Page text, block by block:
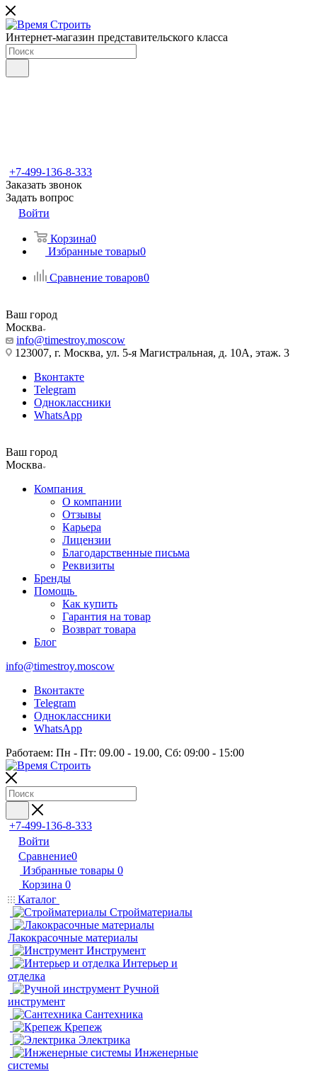
Интернет-магазин представительского класса
+7-499-136-8-333
Заказать звонок
Задать вопрос
Войти
Корзина0
Избранные товары0
Сравнение товаров0
Ваш город
Москва
info@timestroy.moscow
123007, г. Москва, ул. 5-я Магистральная, д. 10А, этаж. 3
Вконтакте
Telegram
Одноклассники
WhatsApp
Ваш город
Москва
Компания
О компании
Отзывы
Карьера
Лицензии
Благодарственные письма
Реквизиты
Бренды
Помощь
Как купить
Гарантия на товар
Возврат товара
Блог
info@timestroy.moscow
Вконтакте
Telegram
Одноклассники
WhatsApp
Работаем: Пн - Пт: 09.00 - 19.00, Сб: 09:00 - 15:00
+7-499-136-8-333
Войти
Сравнение0
Избранные товары 0
Корзина 0
Каталог
Стройматериалы
Лакокрасочные материалы
Инструмент
Интерьер и
отделка
Ручной
инструмент
Сантехника
Крепеж
Электрика
Инженерные
системы